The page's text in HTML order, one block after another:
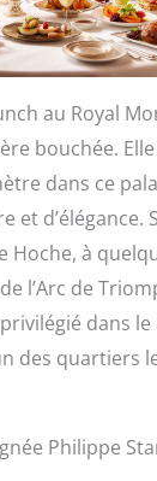
au Royal
bouchée.
dans ce
et d’élégance.
Hoche, à
l’Arc de
dans le
des quartiers
Philippe